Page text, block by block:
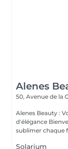
Alenes
50, Avenue de la
Alenes Beauty :
d'élégance Bienvenue chez Alenes Beauty, un lieu pensé pour
sublimer chaque
Solarium